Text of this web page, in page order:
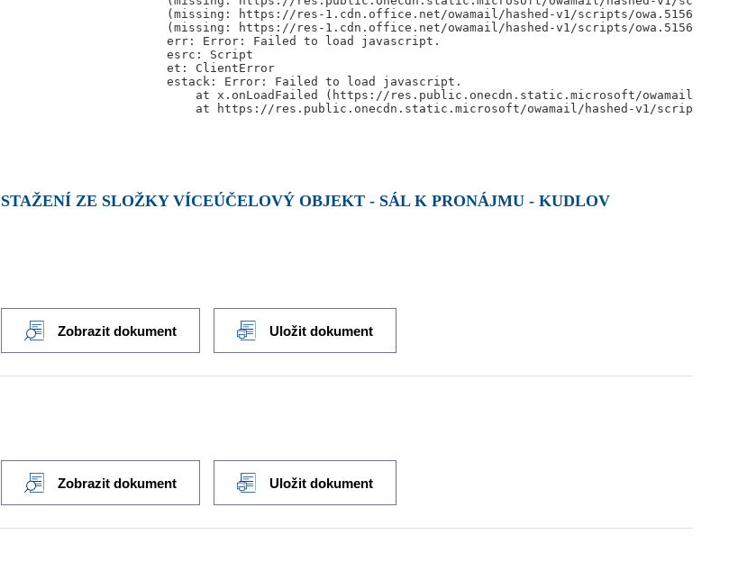
STAŽENÍ ZE SLOŽKY VÍCEÚČELOVÝ OBJEKT - SÁL K PRONÁJMU - KUDLOV
Zobrazit dokument Uložit dokument
Zobrazit dokument Uložit dokument